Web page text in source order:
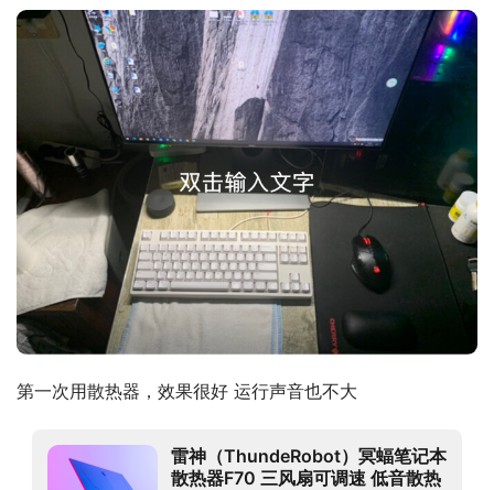
第一次用散热器，效果很好 运行声音也不大
雷神（ThundeRobot）冥蝠笔记本
散热器F70 三风扇可调速 低音散热